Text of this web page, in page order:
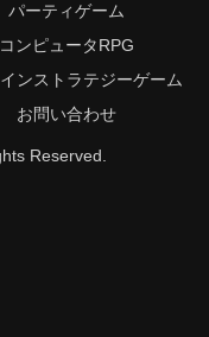
パーティゲーム
コンピュータRPG
ンストラテジーゲーム
お問い合わせ
Reserved.